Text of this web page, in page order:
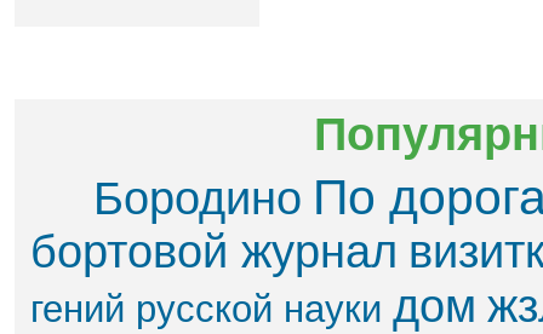
Бородино По
бортовой журнал
гений русской науки дом